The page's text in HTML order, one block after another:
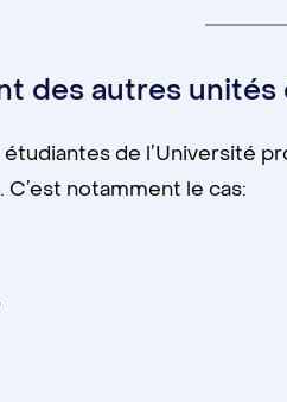
des autres
de
notamment le cas: